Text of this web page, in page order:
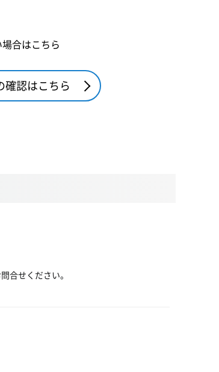
合はこちら
確認はこちら
合せください。